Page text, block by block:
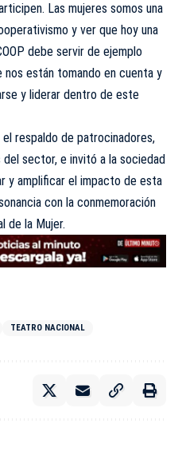
Las mujeres somos una
y ver que hoy una
debe servir de ejemplo
nos están tomando en cuenta y
y liderar dentro de este
el respaldo de patrocinadores,
del sector, e invitó a la sociedad
y amplificar el impacto de esta
con la conmemoración
de la Mujer.
TEATRO NACIONAL